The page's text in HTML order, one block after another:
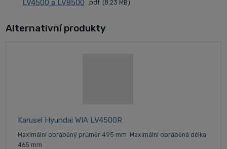
LV4500 a LV8500 pdf 8.23 MB
Alternativní produkty
Karusel Hyundai WIA LV4500R
Maximální obráběný průměr 495 mm Maximální obráběná délka
465 mm